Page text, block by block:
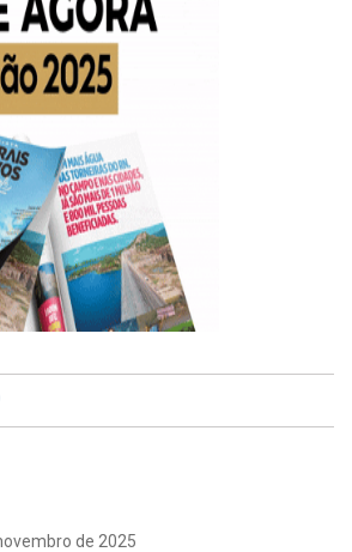
de 2025